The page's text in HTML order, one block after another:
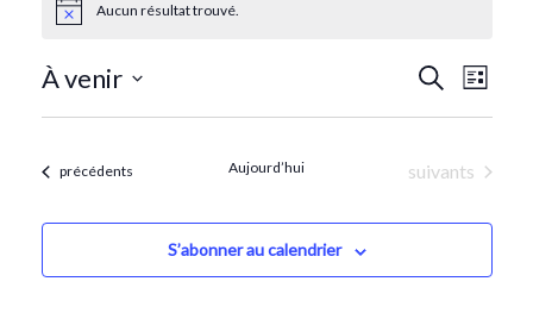
NoticeAucun résultat trouvé.
et
Recherche
de
vues
Liste
À venir
date.Évènements
précédents Aujourd’hui Évènements
suivants
S’abonner au calendrier